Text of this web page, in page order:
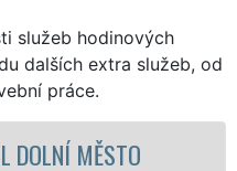
služeb hodinových
dalších extra služeb, od
práce.